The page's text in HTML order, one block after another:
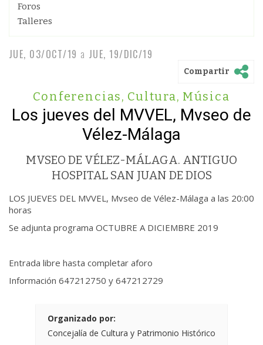
Foros
Talleres
JUE, 03/OCT/19 a JUE, 19/DIC/19
Compartir
Conferencias, Cultura, Música
Los jueves del MVVEL, Mvseo de
Vélez-Málaga
MVSEO DE VÉLEZ-MÁLAGA. ANTIGUO
HOSPITAL SAN JUAN DE DIOS
LOS JUEVES DEL MVVEL, Mvseo de Vélez-Málaga a las 20:00
horas
Se adjunta programa OCTUBRE A DICIEMBRE 2019
Entrada libre hasta completar aforo
Información 647212750 y 647212729
Organizado por:
Concejalía de Cultura y Patrimonio Histórico